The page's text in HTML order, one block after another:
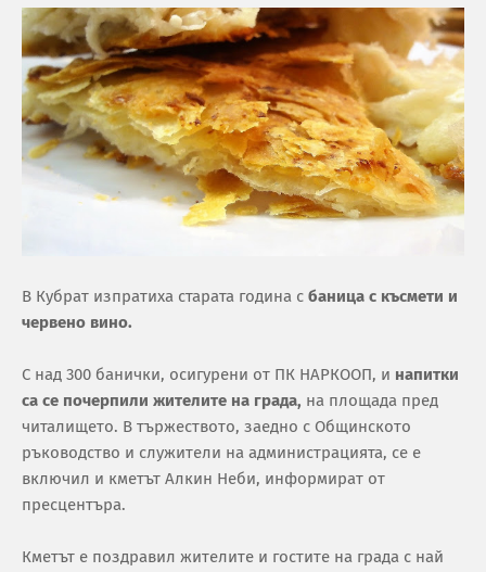
В Кубрат изпратиха старата година с баница с късмети и
червено вино.
С над 300 банички, осигурени от ПК НАРКООП, и напитки
са се почерпили жителите на града, на площада пред
читалището. В тържеството, заедно с Общинското
ръководство и служители на администрацията, се е
включил и кметът Алкин Неби, информират от
пресцентъра.
Кметът е поздравил жителите и гостите на града с най